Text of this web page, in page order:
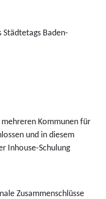
Städtetags Baden-
Kommunen für
und in diesem
Inhouse-Schulung
Zusammenschlüsse